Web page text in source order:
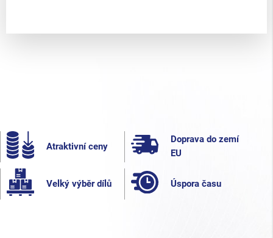
Atraktivní ceny
Doprava do zemí
EU
Velký výběr dílů Úspora času